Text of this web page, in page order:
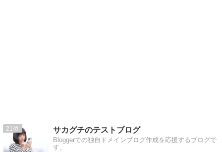
21 サカグチのテストブログ
Bloggerでの独自ドメインブログ作成を応援するブログで
す。